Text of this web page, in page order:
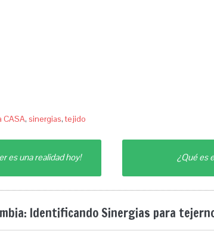
CASA, sinergias,tejido
es una realidad hoy! ¿Qué es
Identificando Sinergias para